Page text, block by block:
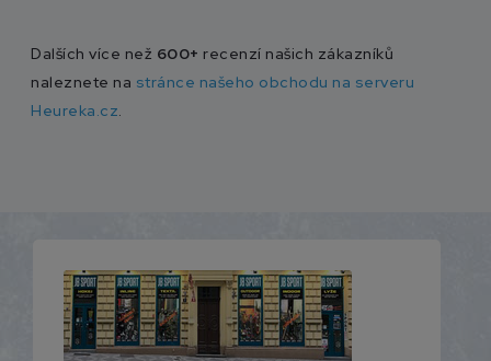
Dalších více než 600+ recenzí našich zákazníků
naleznete na stránce našeho obchodu na serveru
Heureka.cz.